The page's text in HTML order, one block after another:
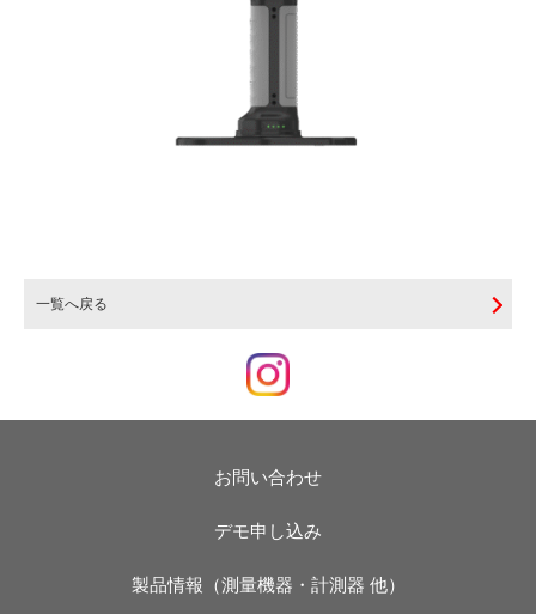
一覧へ戻る
お問い合わせ
デモ申し込み
製品情報（測量機器・計測器 他）